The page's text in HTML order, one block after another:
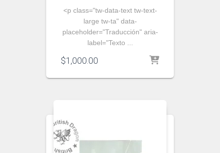
<p class="tw-data-text tw-text-
large tw-ta" data-
placeholder="Traducción" aria-
label="Texto ...
$1,000.00